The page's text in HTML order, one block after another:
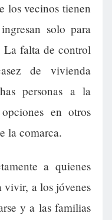
los vecinos tienen
solo para
La falta de control
de vivienda
personas a la
en otros
la comarca.
a quienes
vivir, a los jóvenes
y a las familias